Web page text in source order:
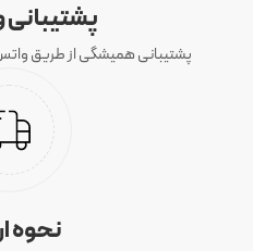
پشتیبانی همیشگی از طریق
نحوه